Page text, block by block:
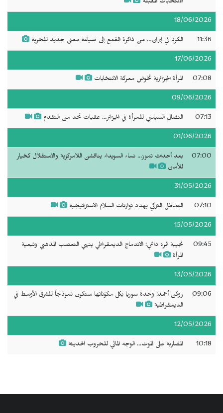
الانتخابات المقبلة
18/06/2026
11:36 الكرد في إيران… من ذاكرة القمع إلى صياغة معنى جديد للحرية
17/06/2026
07:08 المرأة الجزائرية تخوض معركة الانتخابات
09/06/2026
07:13 النضال السياسي للمرأة في الجزائر... عقبات تحد من التقدم
01/06/2026
07:00
بعد أحداث تموز... نساء السويداء يناقشن اللامركزية والاستقلال كخيار
للأمان
31/05/2026
07:10 التماطل التركي يهدد توازنات السلام الاستراتيجية
15/05/2026
09:45
نجيبة قره داغي: الاندماج الديمقراطي ينهي التعصب المذهبي وتبعية
المرأة
13/05/2026
09:06
روكن أحمد: وحدة سوريا بكل مكوّناتها ستكون نموذجاً للشرق الأوسط في
الديمقراطية
12/05/2026
10:18 المضاربة على الموت... الوجه المالي للحروب الحديثة